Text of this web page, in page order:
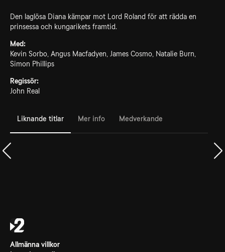
Den laglösa Diana kämpar mot Lord Roland för att rädda en
prinsessa och kungarikets framtid.
Med:
Kevin Sorbo, Angus Macfadyen, James Cosmo, Natalie Burn,
Simon Phillips
Regissör:
John Real
Liknande titlar Mer info Medverkande
Allmänna villkor